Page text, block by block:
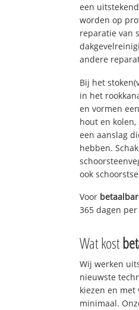
een
worden op
reparatie van
andere
Bij het
in het
en vormen
hout en
een aanslag
hebben.
ook
Voor
365 dagen
Wat kost
Wij werken
nieuwste
kiezen en met
minimaal.